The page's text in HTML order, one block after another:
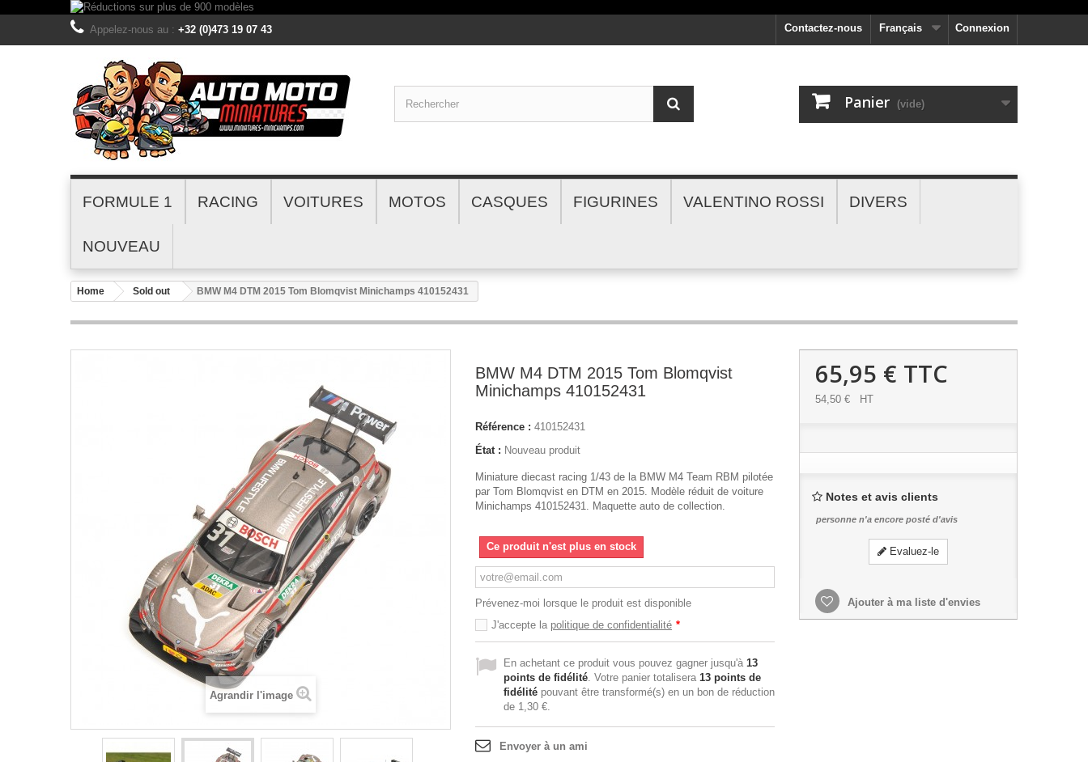
Connexion
Français
Contactez-nous
Appelez-nous au : +32 (0)473 19 07 43
Panier (vide)
FORMULE 1 RACING VOITURES MOTOS CASQUES FIGURINES VALENTINO ROSSI DIVERS
NOUVEAU
Home Sold out BMW M4 DTM 2015 Tom Blomqvist Minichamps 410152431
Agrandir l'image
BMW M4 DTM 2015 Tom Blomqvist
Minichamps 410152431
Référence : 410152431
État : Nouveau produit
Miniature diecast racing 1/43 de la BMW M4 Team RBM pilotée
par Tom Blomqvist en DTM en 2015. Modèle réduit de voiture
Minichamps 410152431. Maquette auto de collection.
Ce produit n'est plus en stock
Prévenez-moi lorsque le produit est disponible
J'accepte la politique de confidentialité *
En achetant ce produit vous pouvez gagner jusqu'à 13
points de fidélité. Votre panier totalisera 13 points de
fidélité pouvant être transformé(s) en un bon de réduction
de 1,30 €.
Envoyer à un ami
65,95 € TTC
54,50 € HT
Notes et avis clients
personne n'a encore posté d'avis
Evaluez-le
Ajouter à ma liste d'envies